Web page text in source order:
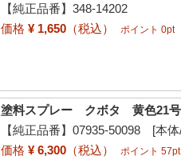
【純正品番】348-14202
価格 ¥ 1,650 （税込） ポイント 0pt
塗料スプレー クボタ 黄色21
【純正品番】07935-50098 [本体
価格 ¥ 6,300 （税込） ポイント 57pt